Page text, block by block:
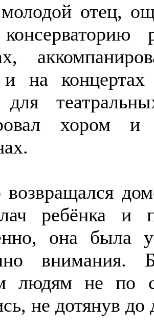
отец,
на
хором
возвращался
ребёнка и
она была
внимания.
людям не по
не дотянув